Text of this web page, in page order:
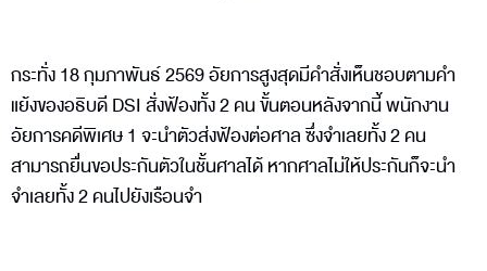
กระทั่ง 18 กุมภาพันธ์ 2569 อัยการสูงสุดมีคำสั่งเห็นชอบตามคำ
แย้งของอธิบดี DSI สั่งฟ้องทั้ง 2 คน ขั้นตอนหลังจากนี้ พนักงาน
อัยการคดีพิเศษ 1 จะนำตัวส่งฟ้องต่อศาล ซึ่งจำเลยทั้ง 2 คน
สามารถยื่นขอประกันตัวในชั้นศาลได้ หากศาลไม่ให้ประกันก็จะนำ
จำเลยทั้ง 2 คนไปยังเรือนจำ